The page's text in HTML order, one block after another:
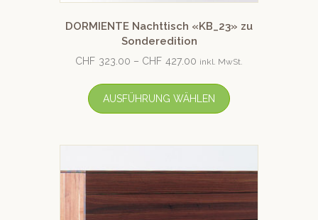
DORMIENTE Nachttisch «KB_23» zu
Sonderedition
CHF 323.00 – CHF 427.00 inkl. MwSt.
AUSFÜHRUNG WÄHLEN